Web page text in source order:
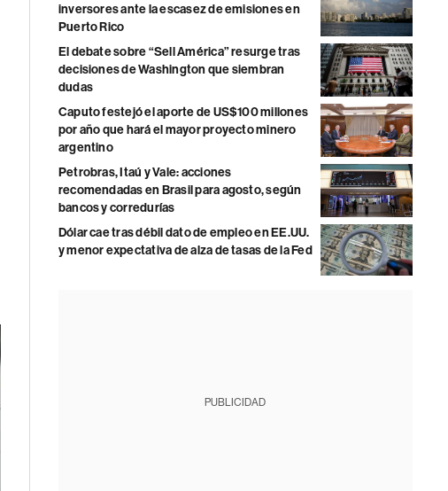
inversores ante la escasez de emisiones en
Puerto Rico
El debate sobre “Sell América” resurge tras
decisiones de Washington que siembran
dudas
Caputo festejó el aporte de US$100 millones
por año que hará el mayor proyecto minero
argentino
Petrobras, Itaú y Vale: acciones
recomendadas en Brasil para agosto, según
bancos y corredurías
Dólar cae tras débil dato de empleo en EE.UU.
y menor expectativa de alza de tasas de la Fed
PUBLICIDAD